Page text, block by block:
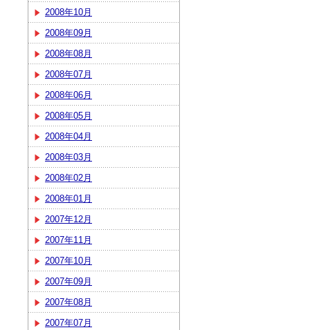
2008年10月
2008年09月
2008年08月
2008年07月
2008年06月
2008年05月
2008年04月
2008年03月
2008年02月
2008年01月
2007年12月
2007年11月
2007年10月
2007年09月
2007年08月
2007年07月